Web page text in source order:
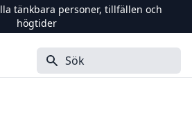
tänkbara personer, tillfällen och
högtider
Sök